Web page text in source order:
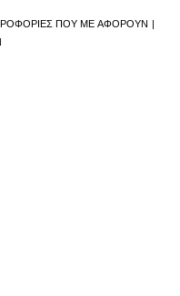
ΠΟΥ ΜΕ ΑΦΟΡΟΎΝ